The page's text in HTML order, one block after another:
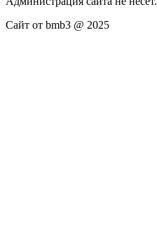
Сайт от bmb3 @ 2025